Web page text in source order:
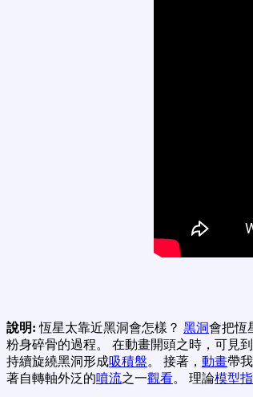
說明:恆星太靠近黑洞會怎樣？ 黑洞會把恆
粉身碎骨的過程。 在動畫開頭之時，可見
持續旋繞黑洞形成吸積盤。 接著， 動畫帶
著自轉軸外泛的噴流之一觀看。 理論模型